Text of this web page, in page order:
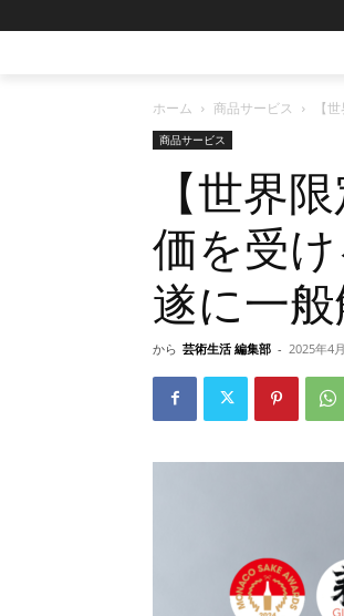
ホーム 商品サービス 【
商品サービス
【世界
価を受け
遂に一
から 芸術生活 編集部 - 2025年4